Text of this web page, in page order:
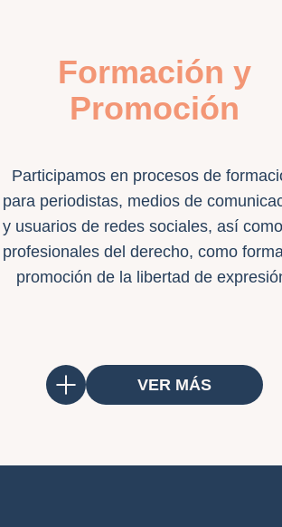
Formación y
Promoción
Participamos en procesos de
para periodistas, medios de
y usuarios de redes sociales, así
profesionales del derecho, como
promoción de la libertad de
VER MÁS